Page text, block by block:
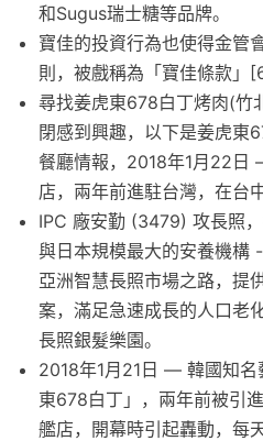
和Sugus瑞士糖等品牌。
寶佳的投資行為也使得金管
則，被戲稱為「寶佳條款」
尋找姜虎東678白丁烤肉(竹
閉感到興趣，以下是姜虎東
餐廳情報，2018年1月22日
店，兩年前進駐台灣，在台
IPC 廠安勤 (3479) 攻長照
與日本規模最大的安養機構
亞洲智慧長照市場之路，提
案，滿足急速成長的人口老
長照銀髮樂園。
2018年1月21日 — 韓國知名
東678白丁」，兩年前被引
艦店，開幕時引起轟動，每